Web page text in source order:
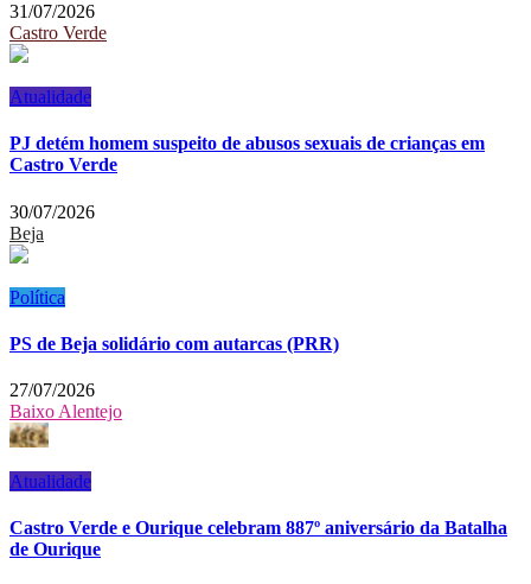
31/07/2026
Castro Verde
Atualidade
PJ detém homem suspeito de abusos sexuais de crianças em
Castro Verde
30/07/2026
Beja
Política
PS de Beja solidário com autarcas (PRR)
27/07/2026
Baixo Alentejo
Atualidade
Castro Verde e Ourique celebram 887º aniversário da Batalha
de Ourique